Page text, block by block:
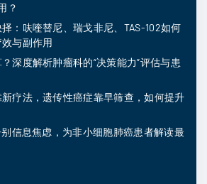
？
：呋喹替尼、瑞戈非尼、TAS-102如何
与副作用
深度解析肿瘤科的“决策能力”评估与患
疗法，遗传性癌症靠早筛查，如何提升
信息焦虑，为非小细胞肺癌患者解读最